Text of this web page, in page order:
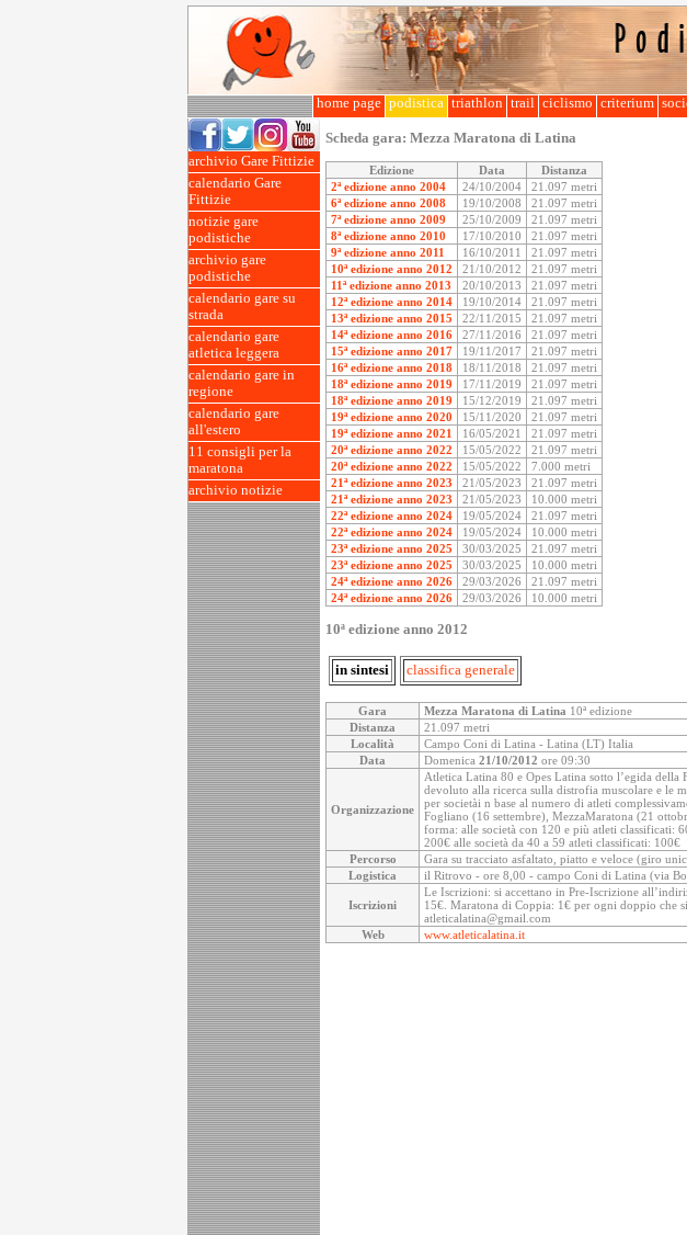
home page podistica triathlon trail ciclismo criterium
archivio Gare Fittizie
calendario Gare
Fittizie
notizie gare
podistiche
archivio gare
podistiche
calendario gare su
strada
calendario gare
atletica leggera
calendario gare in
regione
calendario gare
all'estero
11 consigli per la
maratona
archivio notizie
Scheda gara: Mezza Maratona di Latina
Edizione Data
Distanza
2ª edizione anno 2004
24/10/2004
21.097 metri
6ª edizione anno 2008
19/10/2008
21.097 metri
7ª edizione anno 2009
25/10/2009
21.097 metri
8ª edizione anno 2010
17/10/2010
21.097 metri
9ª edizione anno 2011
16/10/2011
21.097 metri
10ª edizione anno 2012
21/10/2012
21.097 metri
11ª edizione anno 2013
20/10/2013
21.097 metri
12ª edizione anno 2014
19/10/2014
21.097 metri
13ª edizione anno 2015
22/11/2015
21.097 metri
14ª edizione anno 2016
27/11/2016
21.097 metri
15ª edizione anno 2017
19/11/2017
21.097 metri
16ª edizione anno 2018
18/11/2018
21.097 metri
18ª edizione anno 2019
17/11/2019
21.097 metri
18ª edizione anno 2019
15/12/2019
21.097 metri
19ª edizione anno 2020
15/11/2020
21.097 metri
19ª edizione anno 2021
16/05/2021
21.097 metri
20ª edizione anno 2022
15/05/2022
21.097 metri
20ª edizione anno 2022
15/05/2022
7.000 metri
21ª edizione anno 2023
21/05/2023
21.097 metri
21ª edizione anno 2023
21/05/2023
10.000 metri
22ª edizione anno 2024
19/05/2024
21.097 metri
22ª edizione anno 2024
19/05/2024
10.000 metri
23ª edizione anno 2025
30/03/2025
21.097 metri
23ª edizione anno 2025
30/03/2025
10.000 metri
24ª edizione anno 2026
29/03/2026
21.097 metri
24ª edizione anno 2026
29/03/2026 10.000 metri
10ª edizione anno 2012
in sintesi classifica generale
Gara Mezza Maratona di Latina 10ª edizione
Distanza
21.097 metri
Località
Campo Coni di Latina - Latina (LT) Italia
Data
Domenica 21/10/2012 ore 09:30
Organizzazione
Atletica Latina 80 e Opes Latina sotto l’egida
devoluto alla ricerca sulla distrofia muscolare e le
per societài n base al numero di atleti
Fogliano (16 settembre), MezzaMaratona (21
forma: alle società con 120 e più atleti classificati:
200€ alle società da 40 a 59 atleti classificati: 100€
Percorso
Gara su tracciato asfaltato, piatto e veloce (giro
Logistica
il Ritrovo - ore 8,00 - campo Coni di Latina (via
Iscrizioni
Le Iscrizioni: si accettano in Pre-Iscrizione
15€. Maratona di Coppia: 1€ per ogni doppio che
atleticalatina@gmail.com
Web
www.atleticalatina.it